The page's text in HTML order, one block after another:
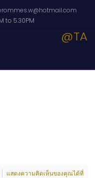
to 5.30PM
@TA
แสดงความคิดเห็นของคุณได้ที่